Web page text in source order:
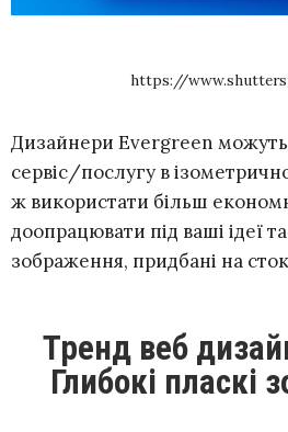
https://
Дизайнери Evergreen
сервіс/послугу в
ж використати більш
доопрацювати під ваші ідеї
зображення, придбані на
Тренд веб дизайну 2019 №5
Глибокі пласкі